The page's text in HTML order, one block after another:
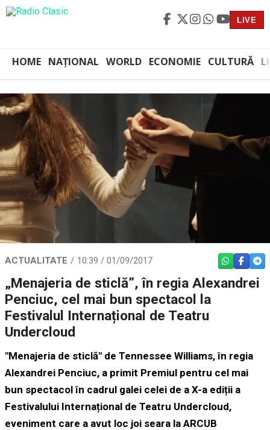
LIVE
HOME NAȚIONAL WORLD ECONOMIE CULTURĂ
ACTUALITATE 10:39 / 01/09/2017 WHATSAPP
„Menajeria de sticlă”, în regia Alexandrei
Penciuc, cel mai bun spectacol la
Festivalul Internațional de Teatru
Undercloud
"Menajeria de sticlă" de Tennessee Williams, în regia
Alexandrei Penciuc, a primit Premiul pentru cel mai
bun spectacol în cadrul galei celei de a X-a ediții a
Festivalului Internațional de Teatru Undercloud,
eveniment care a avut loc joi seara la ARCUB